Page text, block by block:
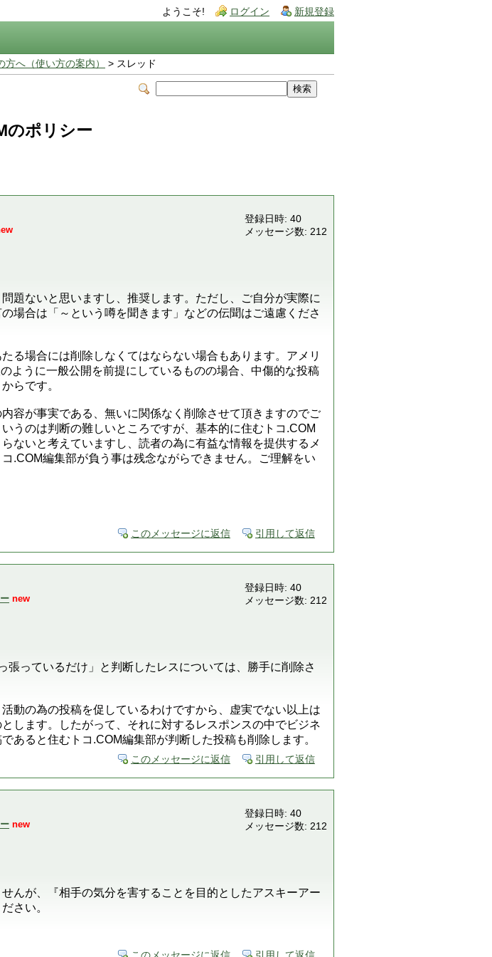
ようこそ! ログイン 新規登録
方へ（使い方の案内） > スレッド
のポリシー
登録日時: 40
メッセージ数: 212
題ないと思いますし、推奨します。ただし、ご自分が実際に
場合は「～という噂を聞きます」などの伝聞はご遠慮くださ
る場合には削除しなくてはならない場合もあります。アメリ
ように一般公開を前提にしているものの場合、中傷的な投稿
らです。
容が事実である、無いに関係なく削除させて頂きますのでご
うのは判断の難しいところですが、基本的に住むトコ.COM
ないと考えていますし、読者の為に有益な情報を提供するメ
.COM編集部が負う事は残念ながらできません。ご理解をい
このメッセージに返信 引用して返信
new
登録日時: 40
メッセージ数: 212
っているだけ」と判断したレスについては、勝手に削除さ
動の為の投稿を促しているわけですから、虚実でない以上は
します。したがって、それに対するレスポンスの中でビジネ
あると住むトコ.COM編集部が判断した投稿も削除します。
このメッセージに返信 引用して返信
new
登録日時: 40
メッセージ数: 212
んが、『相手の気分を害することを目的としたアスキーアー
さい。